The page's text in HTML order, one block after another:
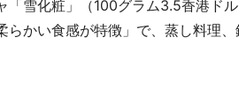
「雪化粧」（100グラム3.5香港ド
らかい食感が特徴」で、蒸し料理